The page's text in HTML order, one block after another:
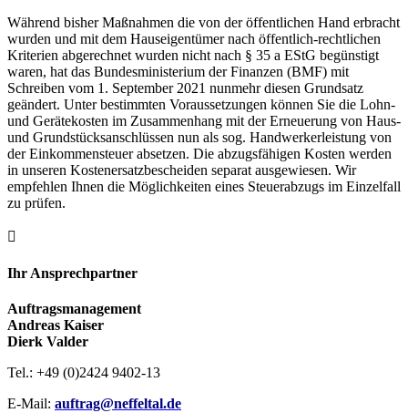
Während bisher Maßnahmen die von der öffentlichen Hand erbracht
wurden und mit dem Hauseigentümer nach öffentlich-rechtlichen
Kriterien abgerechnet wurden nicht nach § 35 a EStG begünstigt
waren, hat das Bundesministerium der Finanzen (BMF) mit
Schreiben vom 1. September 2021 nunmehr diesen Grundsatz
geändert. Unter bestimmten Voraussetzungen können Sie die Lohn-
und Gerätekosten im Zusammenhang mit der Erneuerung von Haus-
und Grundstücksanschlüssen nun als sog. Handwerkerleistung von
der Einkommensteuer absetzen. Die abzugsfähigen Kosten werden
in unseren Kostenersatzbescheiden separat ausgewiesen. Wir
empfehlen Ihnen die Möglichkeiten eines Steuerabzugs im Einzelfall
zu prüfen.

Ihr Ansprechpartner
Auftragsmanagement
Andreas Kaiser
Dierk Valder
Tel.: +49 (0)2424 9402-13
E-Mail: auftrag@neffeltal.de